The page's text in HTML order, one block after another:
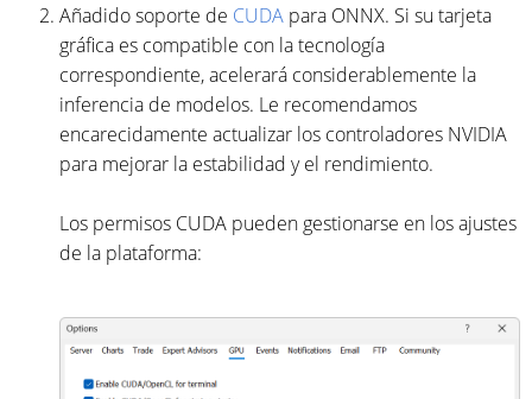
Añadido soporte de CUDA para ONNX. Si su tarjeta
gráfica es compatible con la tecnología
correspondiente, acelerará considerablemente la
inferencia de modelos. Le recomendamos
encarecidamente actualizar los controladores NVIDIA
para mejorar la estabilidad y el rendimiento.
Los permisos CUDA pueden gestionarse en los ajustes
de la plataforma: